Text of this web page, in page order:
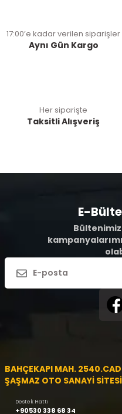
17:00’e kadar verilen siparişler
Aynı Gün Kargo
Her siparişte
Taksitli Alışveriş
E-
BAHÇEKAPI MAH.
ŞAŞMAZ OTO SANAYİ SİTESİ
Destek Hattı
+90530 338 68 34